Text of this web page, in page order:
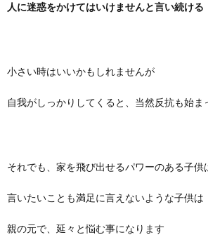
人に迷惑をかけてはいけませんと言い続ける
小さい時はいいかもしれませんが
自我がしっかりしてくると、当然反抗も始ま
それでも、家を飛び出せるパワーのある子供
言いたいことも満足に言えないような子供は
親の元で、延々と悩む事になります